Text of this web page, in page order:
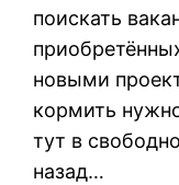
поискать
новыми
кормить
тут в
назад…